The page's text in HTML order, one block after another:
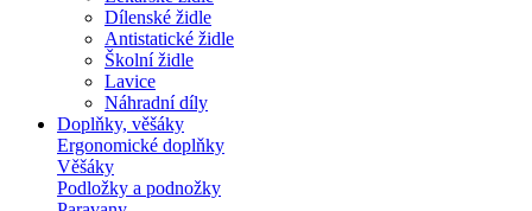
Dílenské židle
Antistatické židle
Školní židle
Lavice
Náhradní díly
Doplňky, věšáky
Ergonomické doplňky
Věšáky
Podložky a podnožky